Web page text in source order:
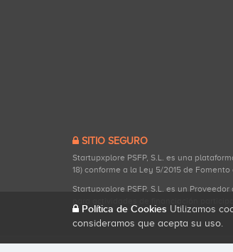
SITIO SEGURO
Startupxplore PSFP, S.L. es una
18) conforme a la Ley 5/2015 de
Startupxplore PSFP, S.L. es un
Política de Cookies Utilizamos
consideramos que acepta su uso.